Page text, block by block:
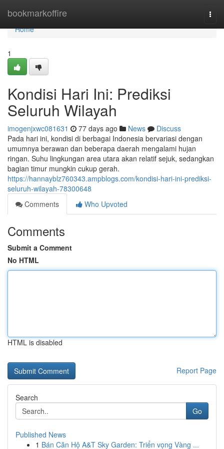
bookmarkoffire
Home
Home
1
Kondisi Hari Ini: Prediksi
Seluruh Wilayah
imogenjxwc081631 77 days ago News
Discuss
Pada hari ini, kondisi di berbagai Indonesia bervariasi dengan
umumnya berawan dan beberapa daerah mengalami hujan
ringan. Suhu lingkungan area utara akan relatif sejuk, sedangkan
bagian timur mungkin cukup gerah.
https://hannayblz760343.ampblogs.com/kondisi-hari-ini-prediksi-
seluruh-wilayah-78300648
Comments
Who Upvoted
Comments
Submit a Comment
No HTML
HTML is disabled
Report Page
Search
Go
Published News
1 Bán Căn Hộ A&T Sky Garden: Triển vọng Vàng ...